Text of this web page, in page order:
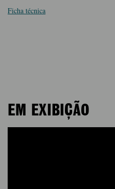
Ficha técnica
EM EXIBIÇÃO